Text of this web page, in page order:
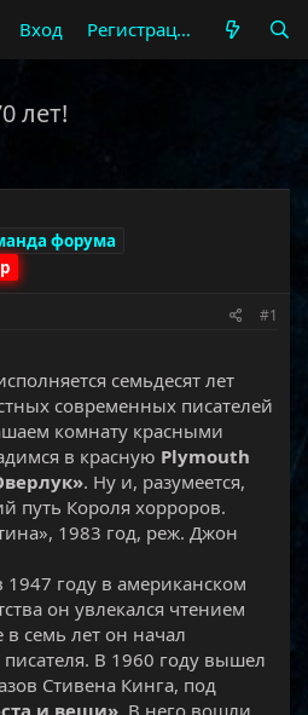
Вход Регистрация
лет!
форума
#1
семьдесят лет
современных писателей
комнату красными
в красную Plymouth
. Ну и, разумеется,
путь Короля хорроров.
1983 год, реж. Джон
году в американском
он увлекался чтением
семь лет он начал
В 1960 году вышел
Стивена Кинга, под
и вещи». В него вошли